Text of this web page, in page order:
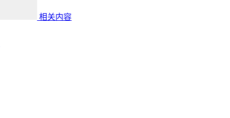
相关内容